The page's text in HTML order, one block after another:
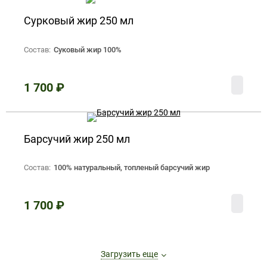
Сурковый жир 250 мл
Состав: Суковый жир 100%
1 700 ₽
Барсучий жир 250 мл
Состав: 100% натуральный, топленый барсучий жир
1 700 ₽
Загрузить еще